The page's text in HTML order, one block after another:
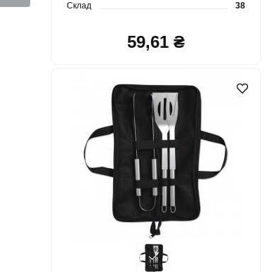
Склад
38
59,61 ₴